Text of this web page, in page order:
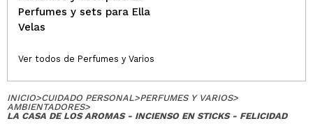
Perfumes y sets para Ella
Velas
Ver todos de Perfumes y Varios
INICIO>CUIDADO PERSONAL>PERFUMES Y VARIOS>
AMBIENTADORES>
LA CASA DE LOS AROMAS - INCIENSO EN STICKS - FELICIDAD